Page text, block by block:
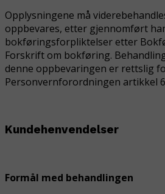
Opplysningene må
oppbevares, etter gjennomført
bokføringsforpliktelser etter
Forskrift om bokføring.
denne oppbevaringen er rettslig
Personvernforordningen artikkel 6
Kundehenvendelser
Formål med behandlingen